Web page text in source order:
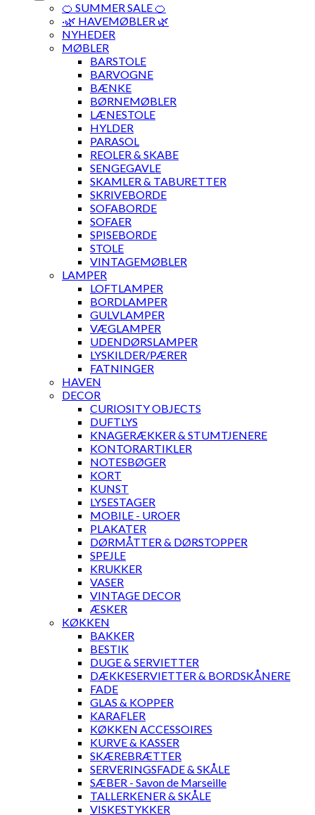
🍊 SUMMER SALE 🍊
·🌿 HAVEMØBLER 🌿
NYHEDER
MØBLER
BARSTOLE
BARVOGNE
BÆNKE
BØRNEMØBLER
LÆNESTOLE
HYLDER
PARASOL
REOLER & SKABE
SENGEGAVLE
SKAMLER & TABURETTER
SKRIVEBORDE
SOFABORDE
SOFAER
SPISEBORDE
STOLE
VINTAGEMØBLER
LAMPER
LOFTLAMPER
BORDLAMPER
GULVLAMPER
VÆGLAMPER
UDENDØRSLAMPER
LYSKILDER/PÆRER
FATNINGER
HAVEN
DECOR
CURIOSITY OBJECTS
DUFTLYS
KNAGERÆKKER & STUMTJENERE
KONTORARTIKLER
NOTESBØGER
KORT
KUNST
LYSESTAGER
MOBILE - UROER
PLAKATER
DØRMÅTTER & DØRSTOPPER
SPEJLE
KRUKKER
VASER
VINTAGE DECOR
ÆSKER
KØKKEN
BAKKER
BESTIK
DUGE & SERVIETTER
DÆKKESERVIETTER & BORDSKÅNERE
FADE
GLAS & KOPPER
KARAFLER
KØKKEN ACCESSOIRES
KURVE & KASSER
SKÆREBRÆTTER
SERVERINGSFADE & SKÅLE
SÆBER - Savon de Marseille
TALLERKENER & SKÅLE
VISKESTYKKER